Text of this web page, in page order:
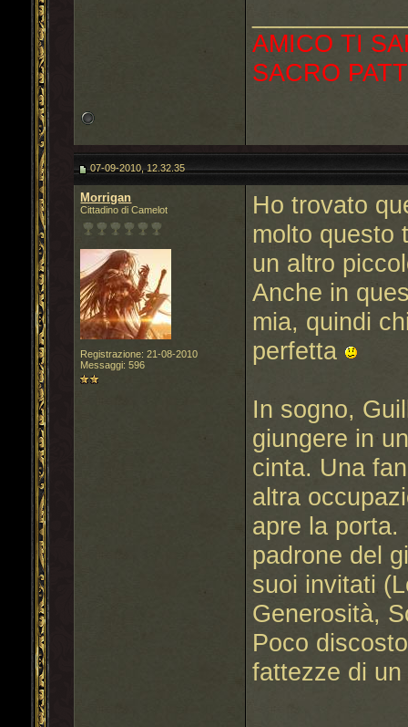
AMICO TI
SACRO
07-09-2010, 12.32.35
Morrigan
Cittadino di Camelot
Registrazione: 21-08-2010
Messaggi: 596
Ho trovato
molto questo
un altro
Anche in
mia, quindi
perfetta
In sogno,
giungere in
cinta. Una
altra
apre la
padrone del
suoi invitati
Generosità,
Poco
fattezze di